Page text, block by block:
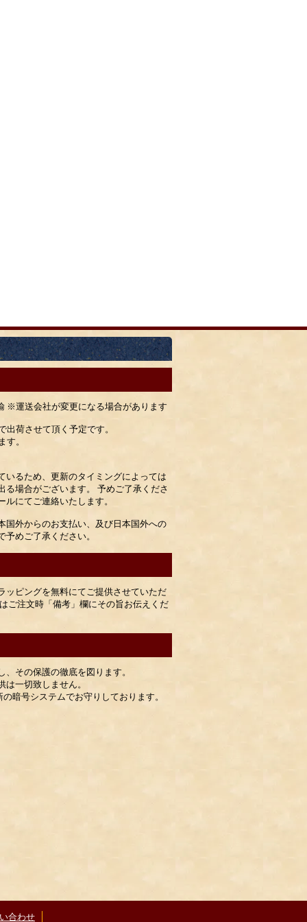
※運送会社が変更になる場合があります
出荷させて頂く予定です。
す。
いるため、更新のタイミングによっては
る場合がございます。 予めご了承くださ
にてご連絡いたします。
外からのお支払い、及び日本国外への
めご了承ください。
ッピングを無料にてご提供させていただ
ご注文時「備考」欄にその旨お伝えくだ
その保護の徹底を図ります。
一切致しません。
暗号システムでお守りしております。
合わせ